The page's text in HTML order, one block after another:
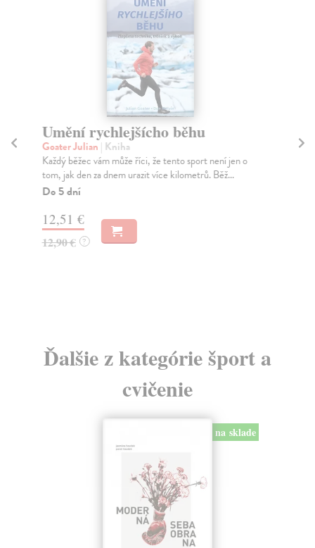
Umění rychlejšícho běhu
Goater Julian | Kniha
Každý běžec vám může říci, že tento sport není jen o
tom, jak den za dnem urazit více kilometrů. Běž...
Do 5 dní
12,51 €
12,90 € ?
Ďalšie z kategórie šport a
cvičenie
na sklade